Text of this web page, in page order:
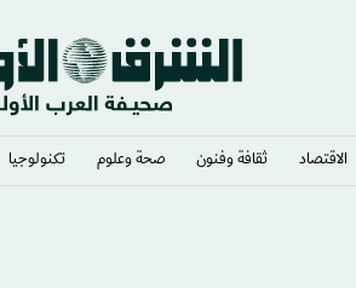
الاقتصاد ثقافة وفنون صحة وعلوم تكنولوجيا